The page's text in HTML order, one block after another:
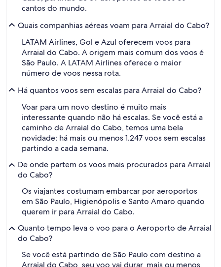
cantos do mundo.
Quais companhias aéreas voam para Arraial do Cabo?
LATAM Airlines, Gol e Azul oferecem voos para
Arraial do Cabo. A origem mais comum dos voos é
São Paulo. A LATAM Airlines oferece o maior
número de voos nessa rota.
Há quantos voos sem escalas para Arraial do Cabo?
Voar para um novo destino é muito mais
interessante quando não há escalas. Se você está a
caminho de Arraial do Cabo, temos uma bela
novidade: há mais ou menos 1.247 voos sem escalas
partindo a cada semana.
De onde partem os voos mais procurados para Arraial
do Cabo?
Os viajantes costumam embarcar por aeroportos
em São Paulo, Higienópolis e Santo Amaro quando
querem ir para Arraial do Cabo.
Quanto tempo leva o voo para o Aeroporto de Arraial
do Cabo?
Se você está partindo de São Paulo com destino a
Arraial do Cabo, seu voo vai durar, mais ou menos,